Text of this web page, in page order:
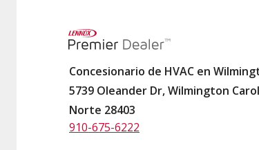
Concesionario de HVAC en
5739 Oleander Dr, Wilmington
Norte 28403
910-675-6222